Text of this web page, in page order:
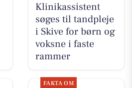
Klinikassistent
søges til tandpleje
i Skive for børn og
voksne i faste
rammer
FAKTA OM